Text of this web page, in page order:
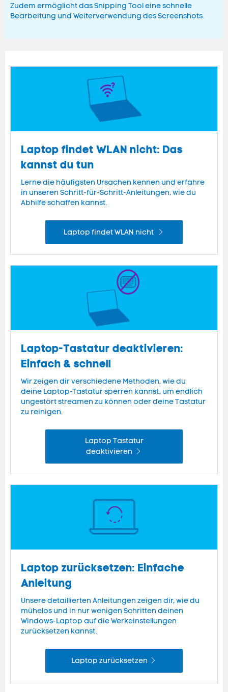
Zudem ermöglicht das Snipping Tool eine schnelle
Bearbeitung und Weiterverwendung des Screenshots.
Laptop findet WLAN nicht: Das
kannst du tun
Lerne die häufigsten Ursachen kennen und erfahre
in unseren Schritt-für-Schritt-Anleitungen, wie du
Abhilfe schaffen kannst.
Laptop findet WLAN nicht
Laptop-Tastatur deaktivieren:
Einfach & schnell
Wir zeigen dir verschiedene Methoden, wie du
deine Laptop-Tastatur sperren kannst, um endlich
ungestört streamen zu können oder deine Tastatur
zu reinigen.
Laptop Tastatur
deaktivieren
Laptop zurücksetzen: Einfache
Anleitung
Unsere detaillierten Anleitungen zeigen dir, wie du
mühelos und in nur wenigen Schritten deinen
Windows-Laptop auf die Werkeinstellungen
zurücksetzen kannst.
Laptop zurücksetzen